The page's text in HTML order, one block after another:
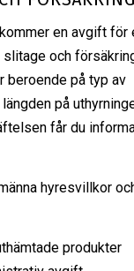
en avgift för
slitage och
beroende på typ av
på
får du
hyresvillkor
produkter